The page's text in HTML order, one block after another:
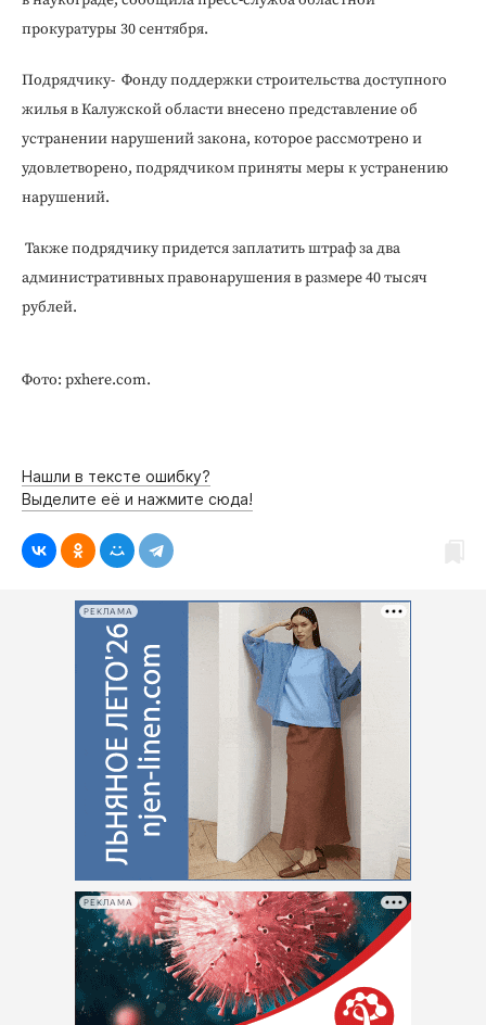
Медиаперсона
Клиника года
Бренд года
прокуратуры 30 сентября.
Подрядчику- Фонду поддержки строительства доступного
жилья в Калужской области внесено представление об
устранении нарушений закона, которое рассмотрено и
удовлетворено, подрядчиком приняты меры к устранению
нарушений.
Также подрядчику придется заплатить штраф за два
административных правонарушения в размере 40 тысяч
рублей.
Фото: pxhere.com.
Нашли в тексте ошибку?
Выделите её и нажмите сюда!
РЕКЛАМА
РЕКЛАМА